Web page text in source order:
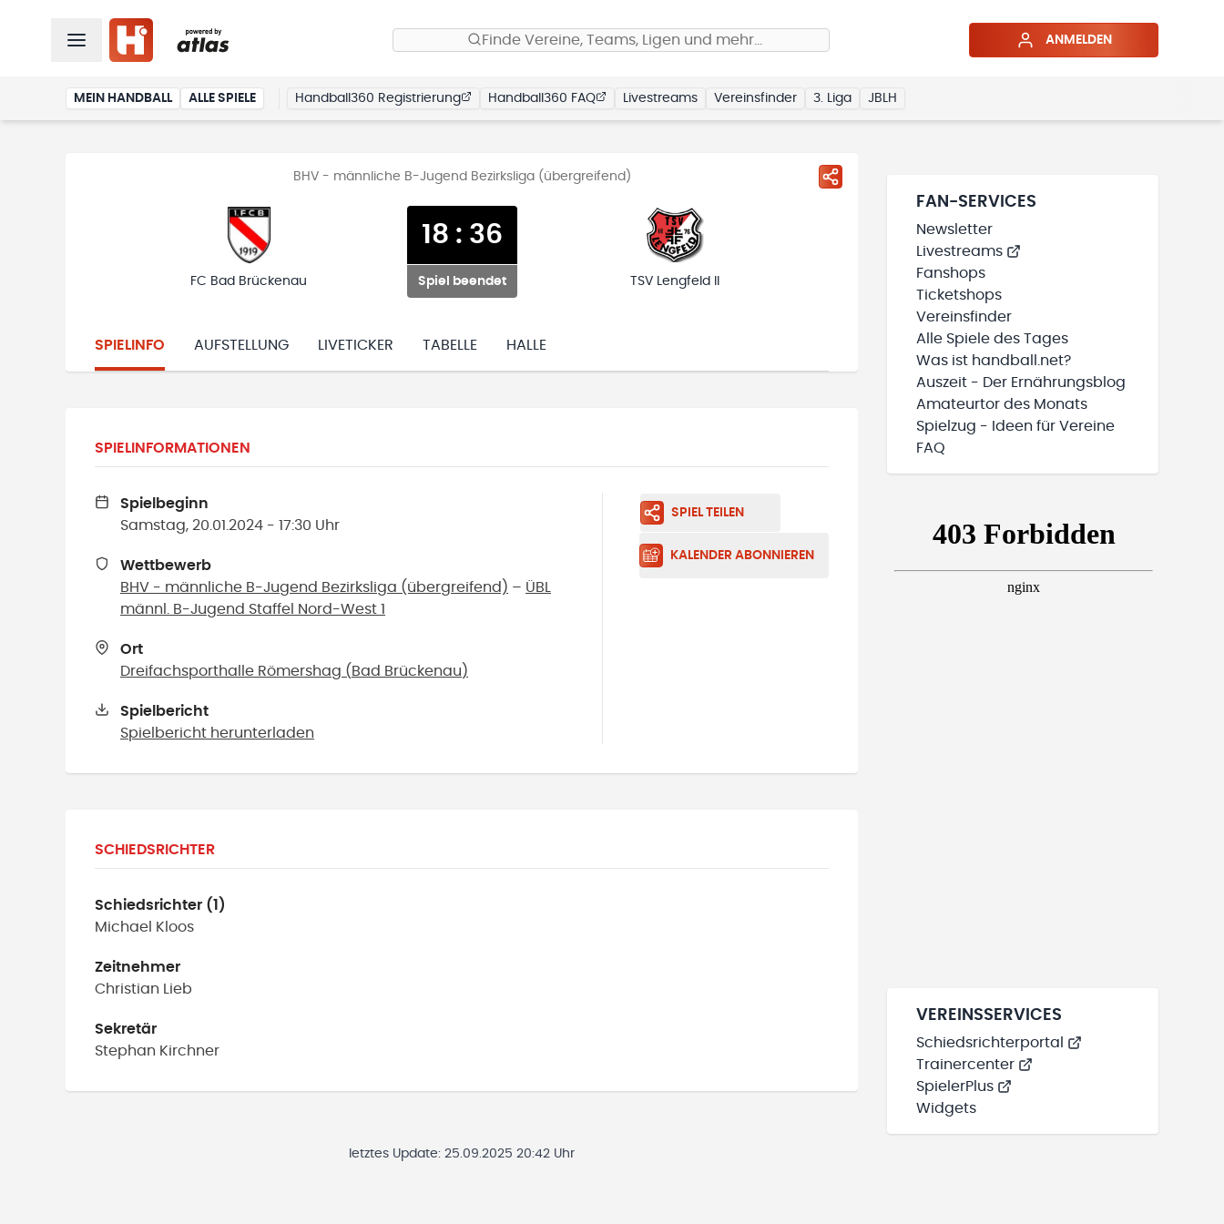
Finde Vereine, Teams, Ligen und mehr… ANMELDEN
MEIN HANDBALL ALLE SPIELE Handball360 Registrierung Handball360 FAQ Livestreams Vereinsfinder 3. Liga JBLH
BHV - männliche B-Jugend Bezirksliga (übergreifend)
FC Bad Brückenau
18 : 36
Spiel beendet TSV Lengfeld II
SPIELINFO AUFSTELLUNG LIVETICKER TABELLE HALLE
SPIELINFORMATIONEN
Spielbeginn
Samstag, 20.01.2024 - 17:30 Uhr
Wettbewerb
BHV - männliche B-Jugend Bezirksliga (übergreifend) – ÜBL
männl. B-Jugend Staffel Nord-West 1
Ort
Dreifachsporthalle Römershag ( Bad Brückenau )
Spielbericht
Spielbericht herunterladen
SPIEL TEILEN
KALENDER ABONNIEREN
SCHIEDSRICHTER
Schiedsrichter (1)
Michael
Kloos
Zeitnehmer
Christian
Lieb
Sekretär
Stephan Kirchner
letztes Update: 25.09.2025 20:42 Uhr
FAN-SERVICES
Newsletter
Livestreams
Fanshops
Ticketshops
Vereinsfinder
Alle Spiele des Tages
Was ist handball.net?
Auszeit - Der Ernährungsblog
Amateurtor des Monats
Spielzug - Ideen für Vereine
FAQ
VEREINSSERVICES
Schiedsrichterportal
Trainercenter
SpielerPlus
Widgets